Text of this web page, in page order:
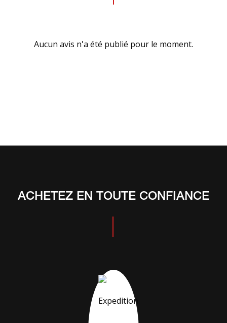
Aucun avis n'a été publié pour le moment.
ACHETEZ EN TOUTE CONFIANCE